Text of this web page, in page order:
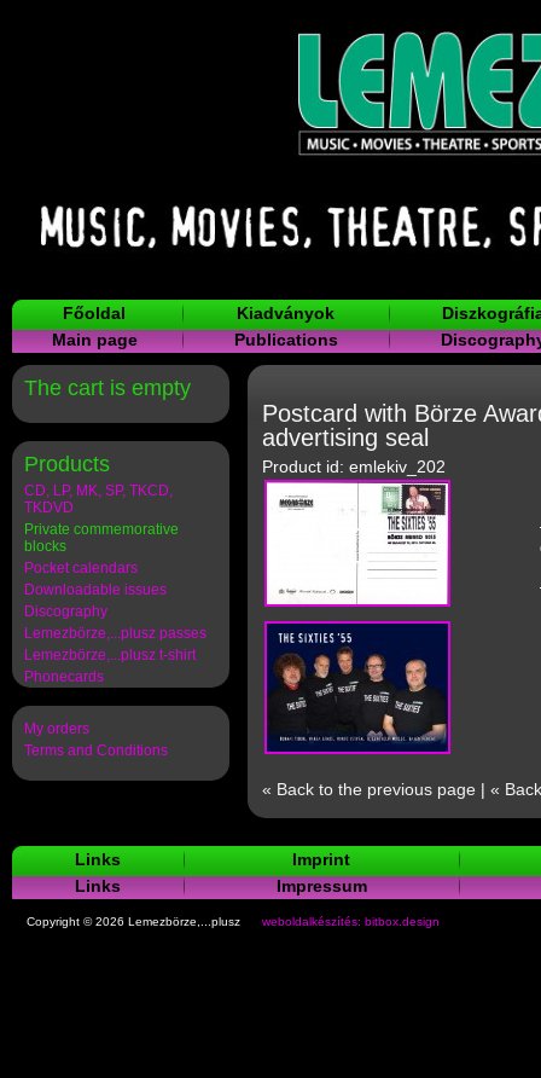
Főoldal Kiadványok
Main page
Publications
The cart is empty
Products
CD, LP, MK, SP, TKCD,
TKDVD
Private commemorative
blocks
Pocket calendars
Downloadable issues
Discography
Lemezbörze,...plusz passes
Lemezbörze,...plusz t-shirt
Phonecards
My orders
Terms and Conditions
Postcard with Börze
advertising seal
Product id: emlekiv_202
« Back to the previous page | «
Links
Imprint
Links
Impressum
Copyright © 2026 Lemezbörze,...plusz weboldalkészítés: bitbox.design